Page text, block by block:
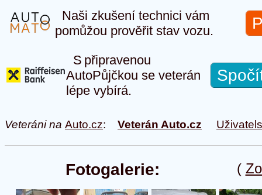
Naši zkušení technici vám
pomůžou prověřit stav vozu.
S připravenou
AutoPůjčkou se veterán
lépe vybírá.
Veteráni na Auto.cz: Veterán Auto.cz
(
Fotogalerie: